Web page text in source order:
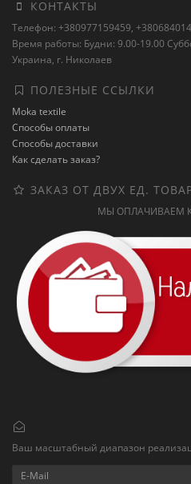
КОНТАКТЫ
Телефон: +380977159459,
Время работы: Будни: 9.00-19.00
Украина, г. Николаев
ПОЛЕЗНЫЕ ССЫЛКИ
Moka textile
Способы оплаты
Способы доставки
Как сделать заказ?
ЗАКАЗ ОТ ДВУХ ЕД.
МЫ ОПЛАЧИВАЕМ
Ваш масштабный диапазон